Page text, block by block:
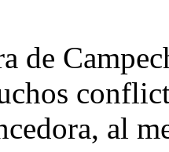
de
al